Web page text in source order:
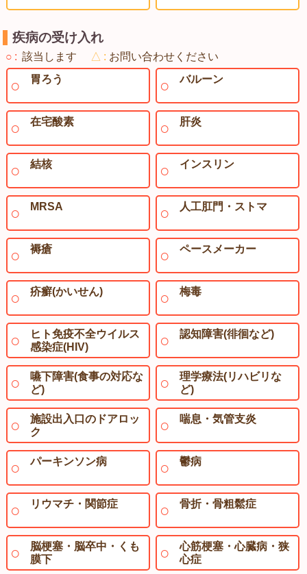
疾病の受け入れ
○ 該当します △
お問い合わせください
胃ろう
バルーン
在宅酸素 肝炎
結核 インスリン
MRSA 人工肛門・ストマ
褥瘡 ペースメーカー
疥癬(かいせん) 梅毒
ヒト免疫不全ウイルス
感染症(HIV)
認知障害(徘徊など)
嚥下障害(食事の対応な
ど)
理学療法(リハビリな
ど)
施設出入口のドアロッ
ク
喘息・気管支炎
パーキンソン病 鬱病
リウマチ・関節症 骨折・骨粗鬆症
脳梗塞・脳卒中・くも
膜下
心筋梗塞・心臓病・狭
心症